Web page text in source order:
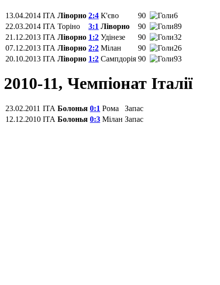
13.04.2014 ITA Ліворно 2:4 К'єво 90
6
22.03.2014 ITA Торіно 3:1 Ліворно 90
89
21.12.2013 ITA Ліворно 1:2 Удінезе 90
32
07.12.2013 ITA Ліворно 2:2 Мілан 90
26
20.10.2013 ITA Ліворно 1:2 Сампдорія 90 93
2010-11, Чемпіонат Італії
23.02.2011 ITA Болонья 0:1 Рома
Запас
12.12.2010 ITA Болонья 0:3 Мілан Запас